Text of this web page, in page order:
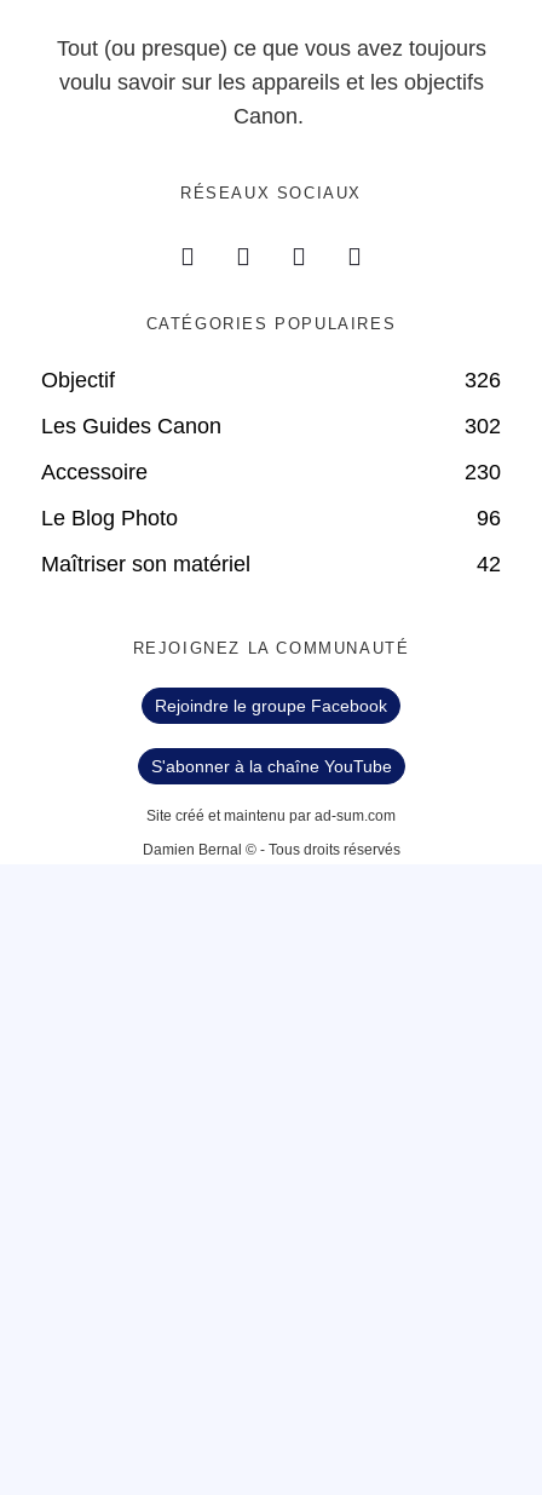
Tout (ou presque) ce que vous avez toujours
voulu savoir sur les appareils et les objectifs
Canon.
RÉSEAUX SOCIAUX
CATÉGORIES POPULAIRES
Objectif
326
Les Guides Canon
302
Accessoire
230
Le Blog Photo
96
Maîtriser son matériel
42
REJOIGNEZ LA COMMUNAUTÉ
Rejoindre le groupe Facebook
S'abonner à la chaîne YouTube
Site créé et maintenu par ad-sum.com
Damien Bernal © - Tous droits réservés